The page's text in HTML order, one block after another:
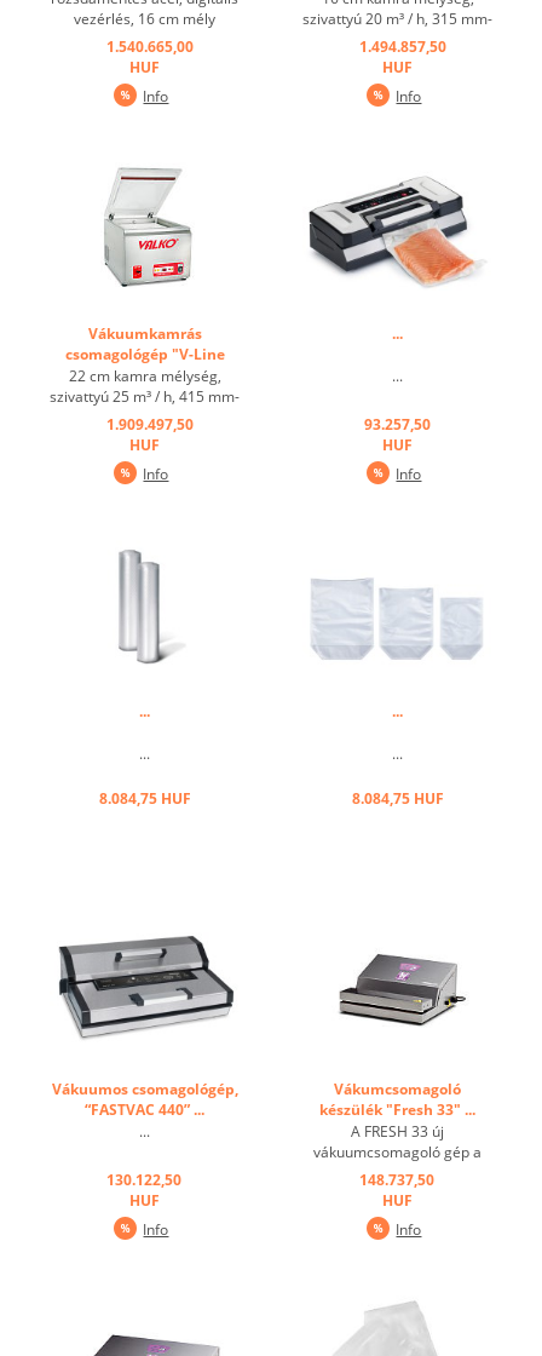
vezérlés, 16 cm mély
vákumkamra, vákumpumpa
teljesítménye: 8qm/h, 315
mm széles hegesztőszál ...
1.540.665,00
HUF
Info
szivattyú 20 m³ / h, 315 mm-
es hegesztő pálca ...
1.494.857,50
HUF
Info
Vákuumkamrás
csomagológép "V-Line
25/415" ...
22 cm kamra mélység,
szivattyú 25 m³ / h, 415 mm-
es hegesztő pálca ...
1.909.497,50
HUF
Info
...
...
93.257,50
HUF
Info
...
...
8.084,75 HUF
...
...
8.084,75 HUF
Vákuumos csomagológép,
“FASTVAC 440” ...
...
130.122,50
HUF
Info
Vákumcsomagoló
készülék "Fresh 33" ...
A FRESH 33 új
vákuumcsomagoló gép a
legkisebb és leginkább
praktikus gép a
rozsdamentes acélból
készült készülékházban. A
programozható a LED-es
fények által ...
148.737,50
HUF
Info